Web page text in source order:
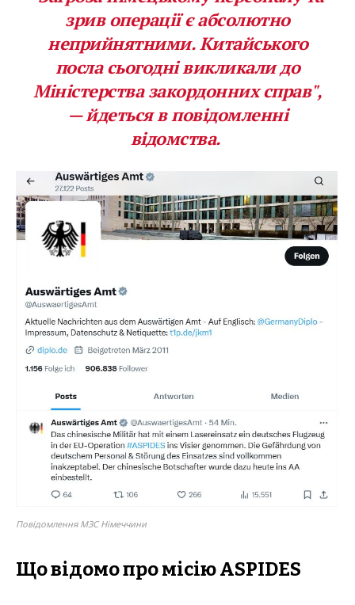
зрив операції є абсолютно
неприйнятними. Китайського
посла сьогодні викликали до
Міністерства закордонних справ",
— йдеться в повідомленні
відомства.
Повідомлення МЗС Німеччини
Що відомо про місію ASPIDES